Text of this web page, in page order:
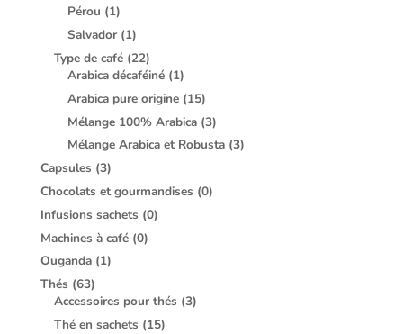
Pérou (1)
Salvador (1)
Type de café (22)
Arabica décaféiné (1)
Arabica pure origine (15)
Mélange 100% Arabica (3)
Mélange Arabica et Robusta (3)
Capsules (3)
Chocolats et gourmandises (0)
Infusions sachets (0)
Machines à café (0)
Ouganda (1)
Thés (63)
Accessoires pour thés (3)
Thé en sachets (15)